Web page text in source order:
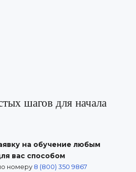
шагов для начала
на обучение любым
вас способом
номеру 8 (800) 350 9867